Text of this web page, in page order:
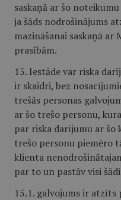
saskaņā ar šo
ja šāds nodrošinājums
mazināšanai saskaņā
prasībām.
15. Iestāde var riska
ir skaidri, bez
trešās personas
ar šo trešo personu,
par riska darījumu ar šo
trešo personu piemēro
klienta
par to un pastāv visi
15.1. galvojums ir